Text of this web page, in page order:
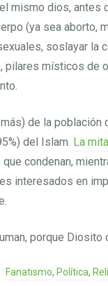
mismo dios,
(ya sea aborto,
soslayar la
pilares místicos de
de la
del Islam. La
que condenan,
interesados en
porque Diosito
Fanatismo, Política,